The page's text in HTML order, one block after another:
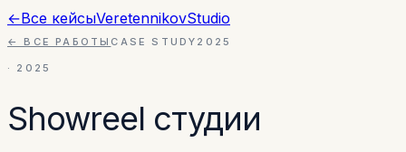
←Все кейсыVeretennikovStudio
← ВСЕ РАБОТЫ CASE STUDY 2025
· 2025
Showreel студии